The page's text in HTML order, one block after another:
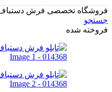
فروشگاه تخصصی فرش
جستجو
فروخته شده